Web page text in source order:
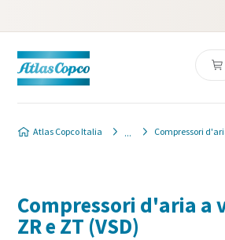
Atlas Copco Italia Compressori
Compressori d'aria a
ZR e ZT (VSD)